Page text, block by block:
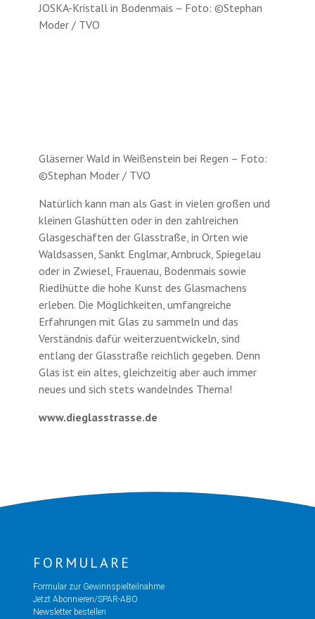
JOSKA-Kristall in Bodenmais – Foto: ©Stephan
Moder / TVO
Gläserner Wald in Weißenstein bei Regen – Foto:
©Stephan Moder / TVO
Natürlich kann man als Gast in vielen großen und
kleinen Glashütten oder in den zahlreichen
Glasgeschäften der Glasstraße, in Orten wie
Waldsassen, Sankt Englmar, Arnbruck, Spiegelau
oder in Zwiesel, Frauenau, Bodenmais sowie
Riedlhütte die hohe Kunst des Glasmachens
erleben. Die Mög­lichkeiten, umfangreiche
Erfahrungen mit Glas zu sammeln und das
Verständnis dafür weiterzuent­wickeln, sind
entlang der Glasstraße reichlich gege­ben. Denn
Glas ist ein altes, gleichzeitig aber auch immer
neues und sich stets wandelndes Thema!
www.dieglasstrasse.de
FORMULARE
Formular zur Gewinnspielteilnahme
Jetzt Abonnieren/SPAR-ABO
Newsletter bestellen